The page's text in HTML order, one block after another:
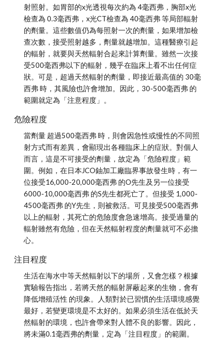
射照射。如胃部的x光透視每次約為 4毫西弗，胸部x光
檢查為 0.3毫西弗，x光CT檢查為 40毫西弗 等局部輻射
的劑量。這些數值仍為每照射一次的劑量，如果增加檢
查次數，接受照射越多，劑量就越增加。這種醫療引起
的輻射，就要與天然輻射合起來計算劑量。雖然一次接
受500毫西弗以下的輻射，幾乎在臨床上看不出任何症
狀。可是，超過天然輻射的劑量，即接近最高值的 30毫
西弗 時，其風險也許會增加。因此，30-500毫西弗 的
範圍就定為「注意程度」。
危險程度
當劑量 超過500毫西弗 時，則會因急性或慢性的不同照
射方式而有差異，會顯現出各種臨床上的症狀。對個人
而言，這是不可接受的劑量，故定為「危險程度」範
圍。例如，在日本JCO鈾加工廠臨界事故發生時，有一
位接受16,000-20,000毫西弗 的O先生及另一位接受
6000-10,000毫西弗 的S先生都死亡了。但接受 1,000-
4500毫西弗 的Y先生，則被救活。可見接受500毫西弗
以上的輻射，其死亡的危險度會急速增高。接受過量的
輻射雖然有危險，但在天然輻射程度的劑量就可不必擔
心。
注目程度
生活在海水中等天然輻射以下的場所，又會怎樣？根據
實驗報告指出，若將天然的輻射屏蔽起來的生物，會有
降低增殖活性 的現象。人類對於已習慣的生活環境感覺
最好，若變更環境是不太好的。如果必須生活在低於天
然輻射的環境，也許會帶來對人體不良的影響。因此，
將未滿0.1毫西弗的劑量，定為「注目程度」的範圍。